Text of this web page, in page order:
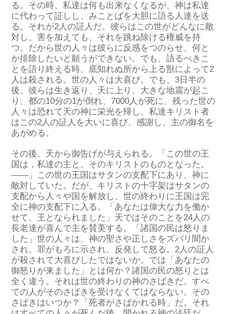
る。 その時、私達は何も出来な くなるが、神は私達
に代わって証しし、みことばを大胆に語る 人達を送
る。 それが2人の証人 だ。彼らはこの世がどんなに敵
対し、害を加 え ても、それを跳ね除ける権威を持
つ。 だから世の人々は彼らに反感をつのらせ、何と
か排除したいと願う ができない。 でも、語るべきこ
とを語り終える時、 底知れぬ所から上る獣によって2
人 は殺される。世の人々は大喜び。でも、3日半の
後、彼らは生き返り、天に上り 、 大きな地震が起こ
り、都の10分の1が倒れ、7000人が死に、残った世の
人々は恐れて天の神に栄光を帰 し、私達キリスト者
はこの2人の証人を大いに喜び、感謝し、主の御名を
あがめる。
その後、天から御告げが与えられる。
「この世の王
国は，私達の主と、そのキリストのものとなった。
―― 」 この世の王国はサタンの支配下にあ り 、神に
敵対していた。 だが、キリストの十字架はサタンの
支配から人々や国を解放 し 、世の終わりに王国は完
全に神の支配下に入る。「あなたは偉大な力を働か
せて、王となられました」天ではそのことを24人の
長老達が喜んで主を賛美する。
「諸国の民は怒りま
した 」世の人々は、神の聖さや正しさ をズバリ 聞か
され、罪がもろに示され、反発して怒る。 2人の証人
が殺されて大喜びしたではないか。 では「あなたの
御怒りが来ました」とは何か？諸国の民の怒り とは
全く違う 。 それは世の終わりの神のさばき だ。すべ
ての人がそのさばきを受けな くてはならない。 その
さばきはいつか？
「死者がさばかれる時」 だ。 それ